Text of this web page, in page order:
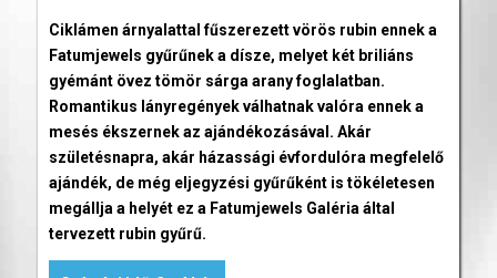
Ciklámen árnyalattal fűszerezett vörös rubin ennek a
Fatumjewels gyűrűnek a dísze, melyet két briliáns
gyémánt övez tömör sárga arany foglalatban.
Romantikus lányregények válhatnak valóra ennek a
mesés ékszernek az ajándékozásával. Akár
születésnapra, akár házassági évfordulóra megfelelő
ajándék, de még eljegyzési gyűrűként is tökéletesen
megállja a helyét ez a Fatumjewels Galéria által
tervezett rubin gyűrű.